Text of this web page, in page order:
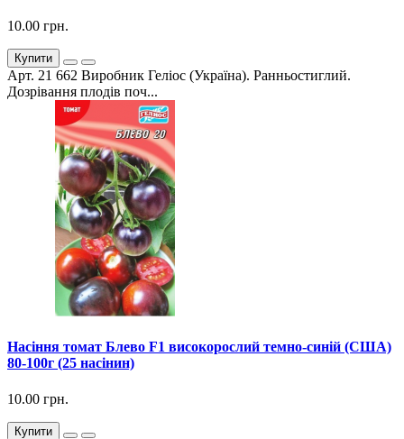
10.00 грн.
Купити
Арт. 21 662 Виробник Геліос (Україна). Ранньостиглий.
Дозрівання плодів поч...
Насіння томат Блево F1 високорослий темно-синій (США)
80-100г (25 насінин)
10.00 грн.
Купити